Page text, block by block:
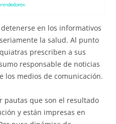
en los informativos
la salud. Al punto
prescriben a sus
responsable de noticias
los medios de comunicación.
pautas que son el resultado
y están impresas en